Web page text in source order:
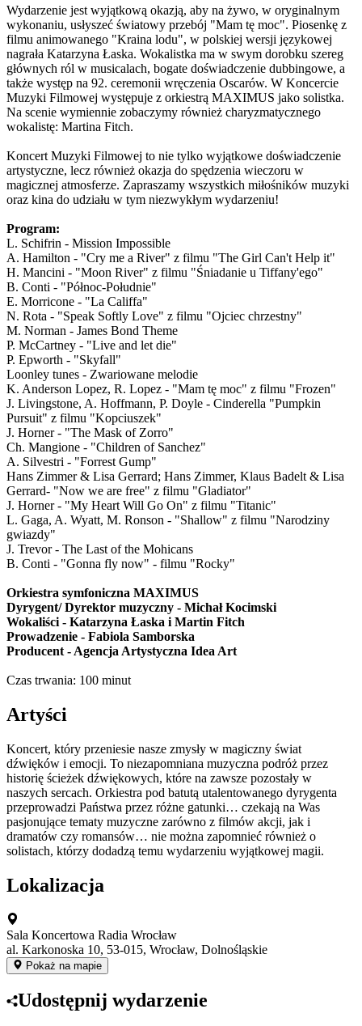
Wydarzenie jest wyjątkową okazją, aby na żywo, w oryginalnym
wykonaniu, usłyszeć światowy przebój "Mam tę moc". Piosenkę z
filmu animowanego "Kraina lodu", w polskiej wersji językowej
nagrała Katarzyna Łaska. Wokalistka ma w swym dorobku szereg
głównych ról w musicalach, bogate doświadczenie dubbingowe, a
także występ na 92. ceremonii wręczenia Oscarów. W Koncercie
Muzyki Filmowej występuje z orkiestrą MAXIMUS jako solistka.
Na scenie wymiennie zobaczymy również charyzmatycznego
wokalistę: Martina Fitch.
Koncert Muzyki Filmowej to nie tylko wyjątkowe doświadczenie
artystyczne, lecz również okazja do spędzenia wieczoru w
magicznej atmosferze. Zapraszamy wszystkich miłośników muzyki
oraz kina do udziału w tym niezwykłym wydarzeniu!
Program:
L. Schifrin - Mission Impossible
A. Hamilton - "Cry me a River" z filmu "The Girl Can't Help it"
H. Mancini - "Moon River" z filmu "Śniadanie u Tiffany'ego"
B. Conti - "Północ-Południe"
E. Morricone - "La Califfa"
N. Rota - "Speak Softly Love" z filmu "Ojciec chrzestny"
M. Norman - James Bond Theme
P. McCartney - "Live and let die"
P. Epworth - "Skyfall"
Loonley tunes - Zwariowane melodie
K. Anderson Lopez, R. Lopez - "Mam tę moc" z filmu "Frozen"
J. Livingstone, A. Hoffmann, P. Doyle - Cinderella "Pumpkin
Pursuit" z filmu "Kopciuszek"
J. Horner - "The Mask of Zorro"
Ch. Mangione - "Children of Sanchez"
A. Silvestri - "Forrest Gump"
Hans Zimmer & Lisa Gerrard; Hans Zimmer, Klaus Badelt & Lisa
Gerrard- "Now we are free" z filmu "Gladiator"
J. Horner - "My Heart Will Go On" z filmu "Titanic"
L. Gaga, A. Wyatt, M. Ronson - "Shallow" z filmu "Narodziny
gwiazdy"
J. Trevor - The Last of the Mohicans
B. Conti - "Gonna fly now" - filmu "Rocky"
Orkiestra symfoniczna MAXIMUS
Dyrygent/ Dyrektor muzyczny - Michał Kocimski
Wokaliści - Katarzyna Łaska i Martin Fitch
Prowadzenie - Fabiola Samborska
Producent - Agencja Artystyczna Idea Art
Czas trwania: 100 minut
Artyści
Koncert, który przeniesie nasze zmysły w magiczny świat
dźwięków i emocji. To niezapomniana muzyczna podróż przez
historię ścieżek dźwiękowych, które na zawsze pozostały w
naszych sercach. Orkiestra pod batutą utalentowanego dyrygenta
przeprowadzi Państwa przez różne gatunki… czekają na Was
pasjonujące tematy muzyczne zarówno z filmów akcji, jak i
dramatów czy romansów… nie można zapomnieć również o
solistach, którzy dodadzą temu wydarzeniu wyjątkowej magii.
Lokalizacja
Sala Koncertowa Radia Wrocław
al. Karkonoska 10, 53-015, Wrocław, Dolnośląskie
Pokaż na mapie
Udostępnij wydarzenie